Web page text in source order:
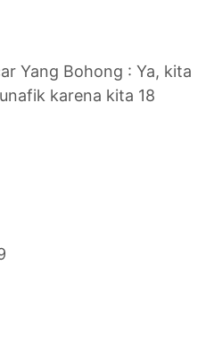
Yang Bohong : Ya, kita
karena kita 18